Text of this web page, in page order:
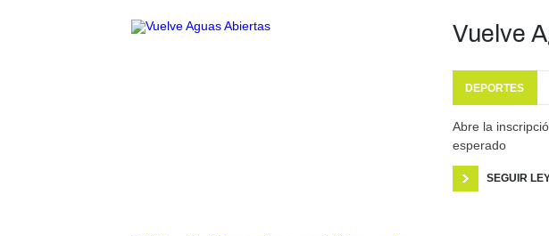
Vuelve
DEPORTES
Abre la
esperado
SEGUIR